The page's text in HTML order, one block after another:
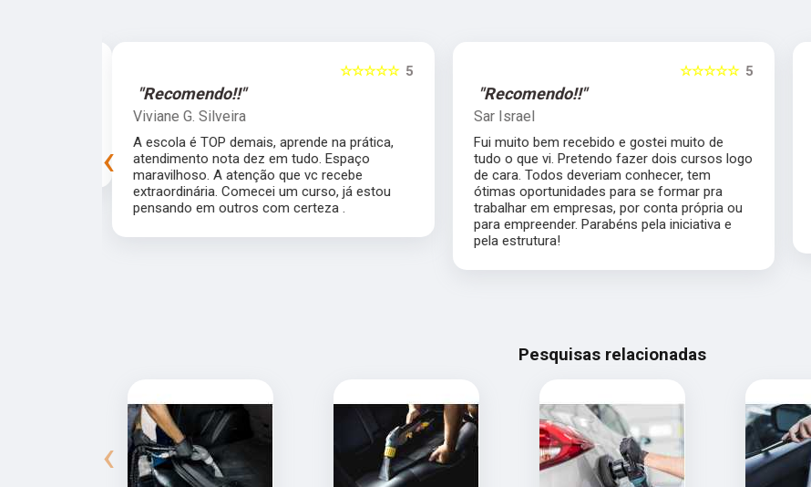
5
☆☆☆☆☆
"Recomendo!!"
Viviane G. Silveira
A escola é TOP demais, aprende na prática,
atendimento nota dez em tudo. Espaço
maravilhoso. A atenção que vc recebe
extraordinária. Comecei um curso, já estou
pensando em outros com certeza .
5
☆☆☆☆☆
"Recomendo!!"
Sar Israel
Fui muito bem recebido e gostei muito de
tudo o que vi. Pretendo fazer dois cursos logo
de cara. Todos deveriam conhecer, tem
ótimas oportunidades para se formar pra
trabalhar em empresas, por conta própria ou
para empreender. Parabéns pela iniciativa e
pela estrutura!
‹
Pesquisas relacionadas
‹